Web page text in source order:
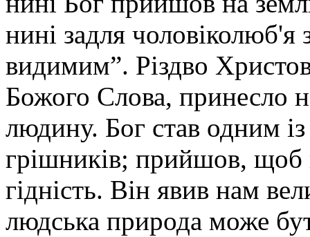
нині задля
видимим”. Різдво
Божого Слова, принесло
людину. Бог став одним
грішників; прийшов, щоб
гідність. Він явив нам
людська природа може